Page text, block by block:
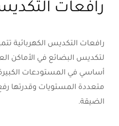
رافعات
رافعات التكديس الكهربائية
لتكديس البضائع في الأماكن
أساسي في المستودعات
متعددة المستويات وقدرتها
الضيقة.